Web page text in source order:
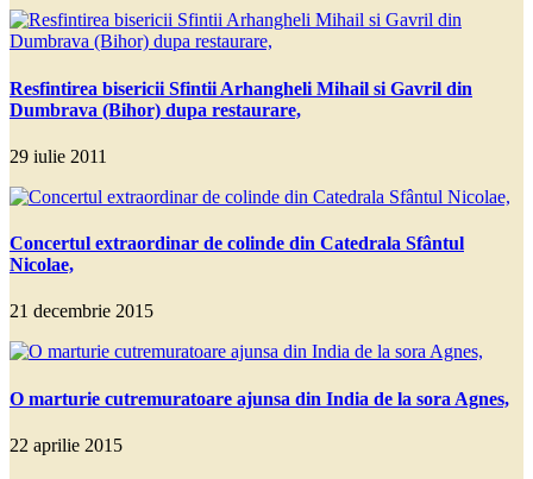
Resfintirea bisericii Sfintii Arhangheli Mihail si Gavril din
Dumbrava (Bihor) dupa restaurare,
29 iulie 2011
Concertul extraordinar de colinde din Catedrala Sfântul
Nicolae,
21 decembrie 2015
O marturie cutremuratoare ajunsa din India de la sora Agnes,
22 aprilie 2015